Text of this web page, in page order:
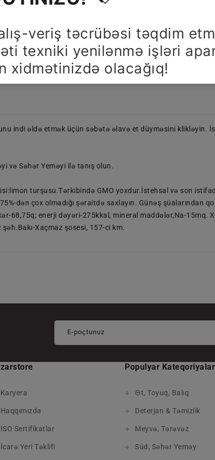
Mağazalar
Paylaşın
indi əldə etmək üçün səbətə əlavə et düyməsini klikləyin.
və Səhər Yeməyi ilə tanış olun.
turşusu.Tərkibində GMO yoxdur.İstehsal və son
dən çox olmadığı şəraitdə saxlayın. Günəş şüalarından
68,75q; enerji dəyəri-275kkal, mineral maddələr,Na-15mq.
Xaçmaz şosesi, 157-ci km.
E-poçtunuz
Karyera
Haqqımızda
ISO Sertifikatlar
İcarə Yeri Təklifi
Populyar Kateqoriyalar
Ət, Toyuq, Balıq
Deterjan & Təmizlik
Meyvə, Tərəvəz
Süd, Səhər Yeməy